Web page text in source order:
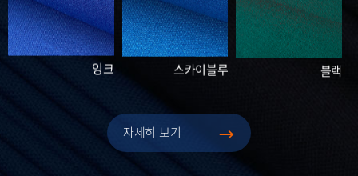
잉크 스카이블루 블랙
자세히 보기